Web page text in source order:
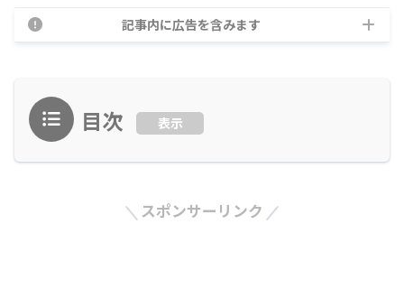
記事内に広告を含みます
目次 表示
スポンサーリンク